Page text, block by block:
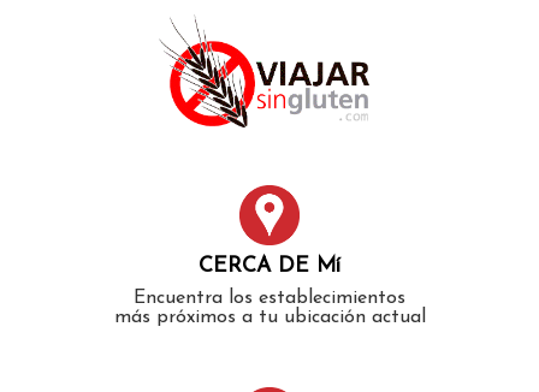
CERCA DE Mí
Encuentra los establecimientos
más próximos a tu ubicación actual
authorized to show the cookie declaration for domain group
ID 546ddaab-b478-4440-aa8a-3b0205284212. Please add it to
the domain group in the Cookiebot Manager to authorize